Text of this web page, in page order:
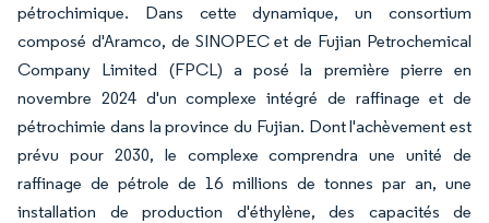
pétrochimique. Dans cette dynamique, un consortium
composé d'Aramco, de SINOPEC et de Fujian Petrochemical
Company Limited (FPCL) a posé la première pierre en
novembre 2024 d'un complexe intégré de raffinage et de
pétrochimie dans la province du Fujian. Dont l'achèvement est
prévu pour 2030, le complexe comprendra une unité de
raffinage de pétrole de 16 millions de tonnes par an, une
installation de production d'éthylène, des capacités de